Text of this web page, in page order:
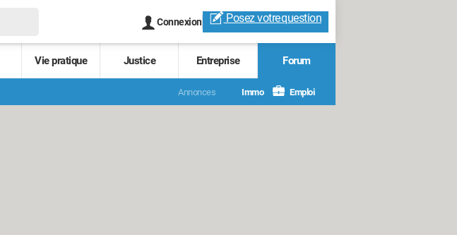
Connexion Posez votrequestion
Vie pratique Justice Entreprise Forum
Annonces Immo Emploi